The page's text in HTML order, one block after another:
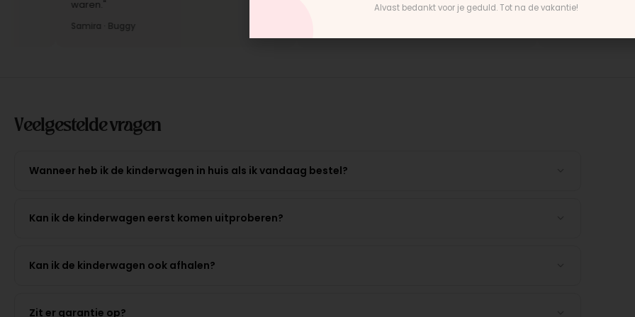
waren."
Samira · Buggy
Charlotte · Buggy
Veelgestelde vragen
Wanneer heb ik de kinderwagen in huis als ik vandaag bestel?
Kan ik de kinderwagen eerst komen uitproberen?
Kan ik de kinderwagen ook afhalen?
Zit er garantie op?
Alvast bedankt voor je geduld. Tot na de vakantie!